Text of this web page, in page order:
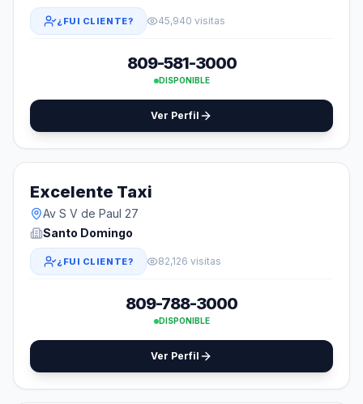
¿FUI CLIENTE? 45,940 visitas
809-581-3000
DISPONIBLE
Ver Perfil
Excelente Taxi
Av S V de Paul 27
Santo Domingo
¿FUI CLIENTE? 82,126 visitas
809-788-3000
DISPONIBLE
Ver Perfil